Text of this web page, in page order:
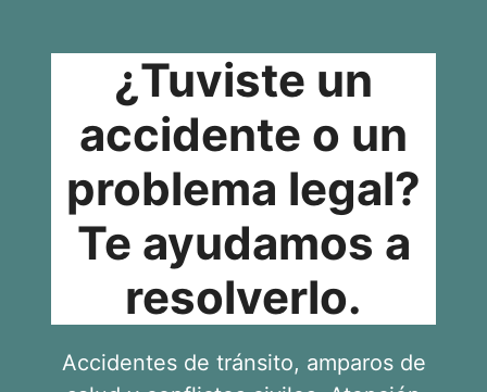
¿Tuviste un
accidente o un
problema legal?
Te ayudamos a
resolverlo.
Accidentes de tránsito, amparos de